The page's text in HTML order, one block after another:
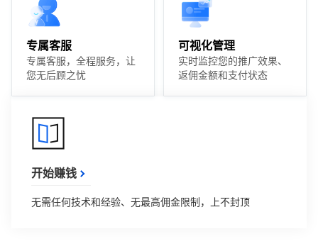
专属客服
专属客服，全程服务，让
您无后顾之忧
可视化管理
实时监控您的推广效果、
返佣金额和支付状态
开始赚钱
无需任何技术和经验、无最高佣金限制，上不封顶